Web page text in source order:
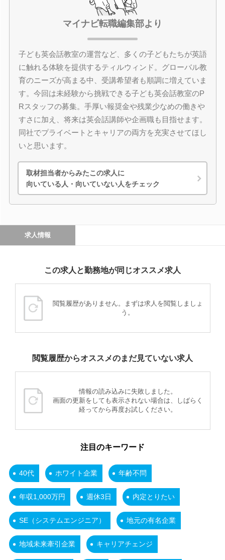
マイナビ転職編集部より
子ども英会話教室の運営など、多くの子どもたちが英語
に触れる体験を提供するティルウィンド。グローバル教
育のニーズが高まる中、受講希望者も順調に増えていま
す。今回は未経験から挑戦できる子ども英会話教室のP
Rスタッフの募集。手厚い報奨金や残業少なめの働きや
すさに加え、将来は英会話講師や企画職も目指せます。
同社でプライベートとキャリアの両方を充実させてほし
いと思います。
取材担当者からみたこの求人に
向いている人・向いていない人をチェック
求人情報
この求人と勤務地が同じオススメ求人
閲覧履歴がありません。まずは求人を閲覧しましょ
う。
閲覧履歴からオススメのまだ見ていない求人
情報の読み込みに失敗しました。
画面の更新をしても表示されない場合は、しばらく
経ってから再度お試しください。
注目のキーワード
40代 ホワイト企業 年齢不問
年収1,000万円 週休3日 内定とりたい
SE（システムエンジニア） 地元の有名企業
地域未来牽引企業 キャリアチェンジ